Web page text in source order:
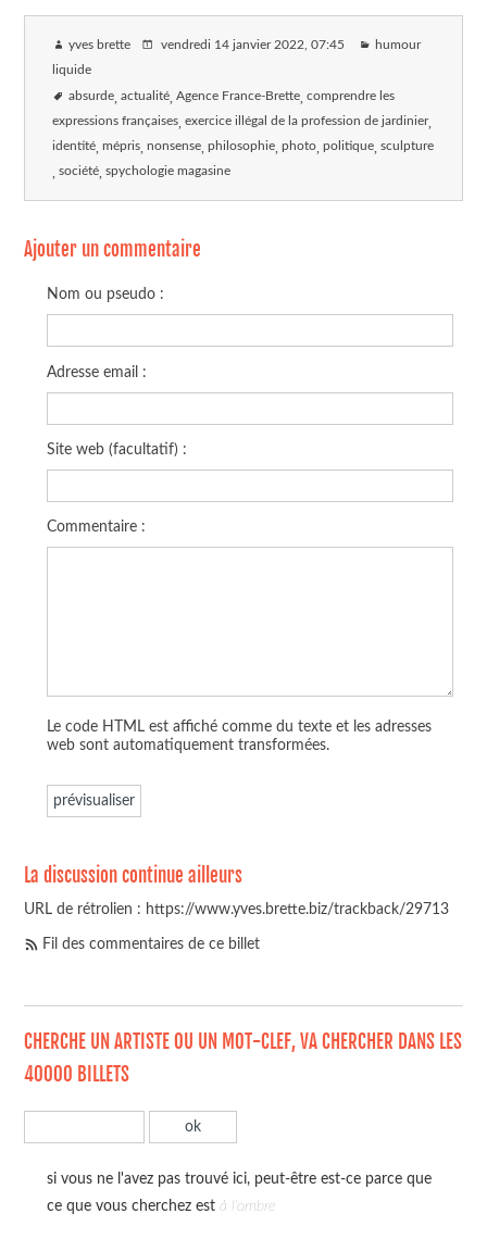
yves brette vendredi 14 janvier 2022 , 07:45 humour
liquide
absurde actualité Agence France-Brette comprendre les
expressions françaises exercice illégal de la profession de jardinier
identité mépris nonsense philosophie photo politique sculpture
société spychologie magasine
Ajouter un commentaire
Nom ou pseudo :
Adresse email :
Site web (facultatif) :
Commentaire :
Le code HTML est affiché comme du texte et les adresses
web sont automatiquement transformées.
La discussion continue ailleurs
URL de rétrolien : https://www.yves.brette.biz/trackback/29713
Fil des commentaires de ce billet
CHERCHE UN ARTISTE OU UN MOT-CLEF, VA CHERCHER DANS LES
40000 BILLETS
si vous ne l'avez pas trouvé ici, peut-être est-ce parce que
ce que vous cherchez est à l'ombre